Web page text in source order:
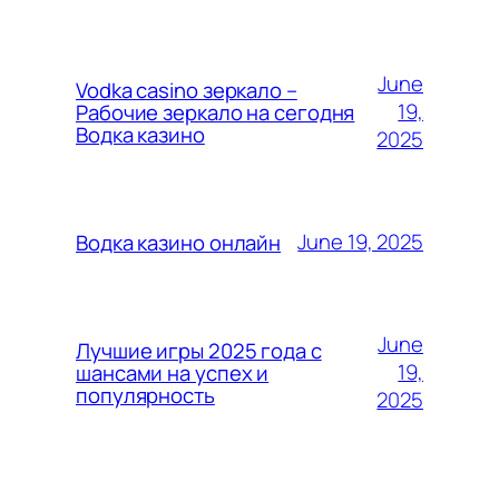
Vodka casino зеркало –
Рабочие зеркало на сегодня
Водка казино
June
19,
2025
Водка казино онлайн June 19, 2025
Лучшие игры 2025 года с
шансами на успех и
популярность
June
19,
2025